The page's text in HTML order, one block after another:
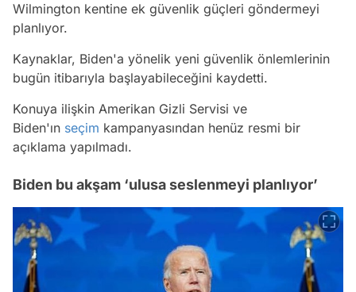
Wilmington kentine ek güvenlik güçleri göndermeyi
planlıyor.
Kaynaklar, Biden'a yönelik yeni güvenlik önlemlerinin
bugün itibarıyla başlayabileceğini kaydetti.
Konuya ilişkin Amerikan Gizli Servisi ve
Biden'ın seçim kampanyasından henüz resmi bir
açıklama yapılmadı.
Biden bu akşam ‘ulusa seslenmeyi planlıyor’